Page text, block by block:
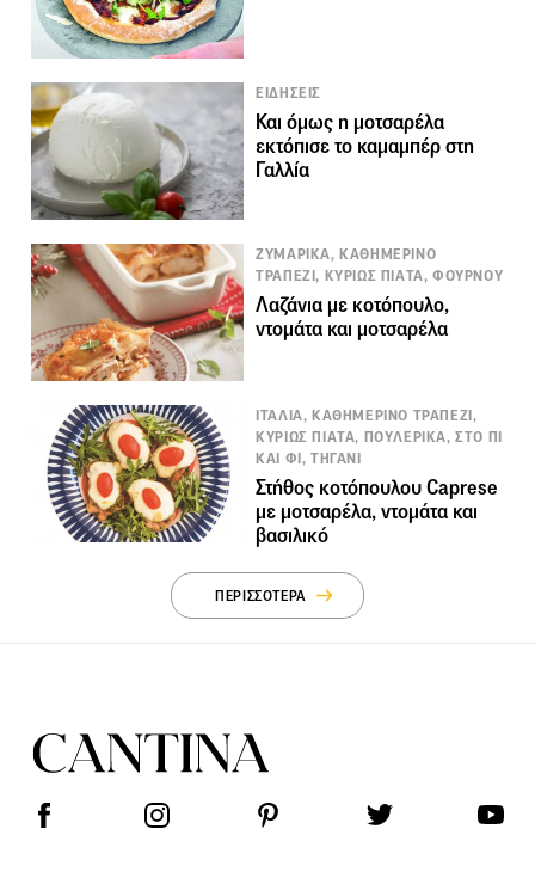
ΕΙΔΗΣΕΙΣ
Και όμως η μοτσαρέλα
εκτόπισε το καμαμπέρ στη
Γαλλία
ΖΥΜΑΡΙΚΑ, ΚΑΘΗΜΕΡΙΝΟ
ΤΡΑΠΕΖΙ, ΚΥΡΙΩΣ ΠΙΑΤΑ, ΦΟΥΡΝΟΥ
Λαζάνια με κοτόπουλο,
ντομάτα και μοτσαρέλα
ΙΤΑΛΙΑ, ΚΑΘΗΜΕΡΙΝΟ ΤΡΑΠΕΖΙ,
ΚΥΡΙΩΣ ΠΙΑΤΑ, ΠΟΥΛΕΡΙΚΑ, ΣΤΟ ΠΙ
ΚΑΙ ΦΙ, ΤΗΓΑΝΙ
Στήθος κοτόπουλου Caprese
με μοτσαρέλα, ντομάτα και
βασιλικό
ΠΕΡΙΣΣΟΤΕΡΑ